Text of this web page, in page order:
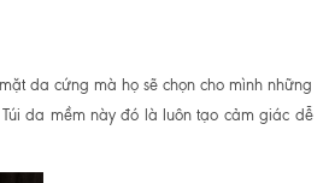
da cứng mà họ sẽ chọn cho mình những
da mềm này đó là luôn tạo cảm giác dễ